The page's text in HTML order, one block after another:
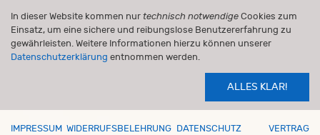
In dieser Website kommen nur technisch notwendige Cookies zum
Einsatz, um eine sichere und reibungslose Benutzererfahrung zu
gewährleisten. Weitere Informationen hierzu können unserer
Datenschutzerklärung entnommen werden.
ALLES KLAR!
IMPRESSUM WIDERRUFSBELEHRUNG DATENSCHUTZ
VERTRAG